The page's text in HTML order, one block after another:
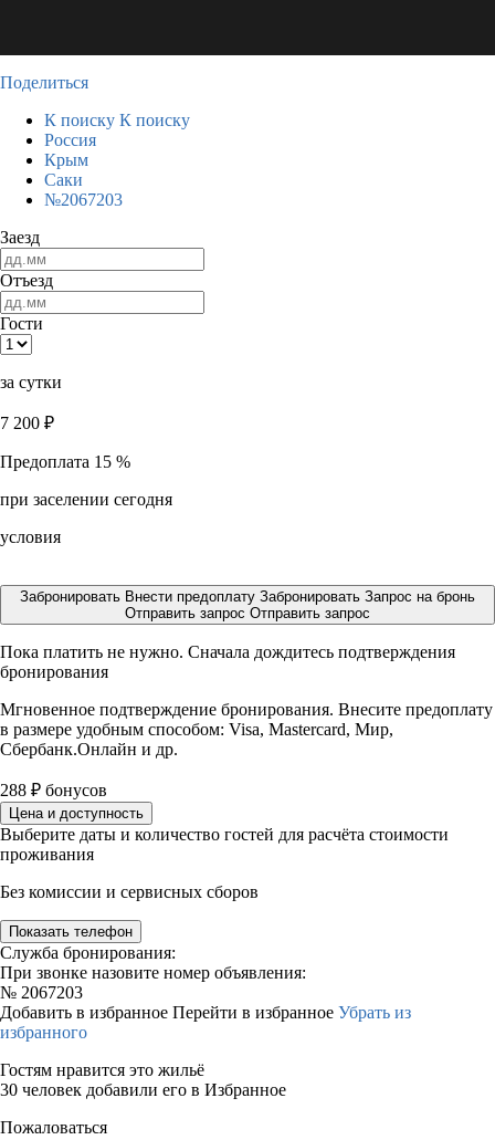
Поделиться
К поиску К поиску
Россия
Крым
Саки
№2067203
Заезд
Отъезд
Гости
за сутки
7 200 ₽
Предоплата 15 %
при заселении сегодня
условия
Забронировать Внести предоплату Забронировать Запрос на бронь
Отправить запрос Отправить запрос
Пока платить не нужно. Сначала дождитесь подтверждения
бронирования
Мгновенное подтверждение бронирования. Внесите предоплату
в размере удобным способом: Visa, Mastercard, Мир,
Сбербанк.Онлайн и др.
288 ₽ бонусов
Цена и доступность
Выберите даты и количество гостей для расчёта стоимости
проживания
Без комиссии и сервисных сборов
Показать телефон
Служба бронирования:
При звонке назовите номер объявления:
№ 2067203
Добавить в избранное Перейти в избранное Убрать из
избранного
Гостям нравится это жильё
30 человек добавили его в Избранное
Пожаловаться